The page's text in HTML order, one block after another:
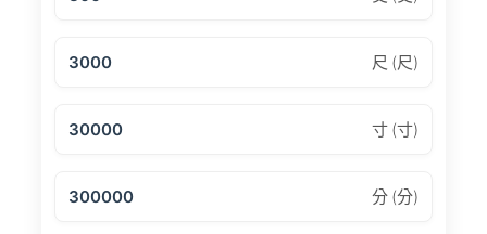
3000 尺 (尺)
30000 寸 (寸)
300000 分 (分)